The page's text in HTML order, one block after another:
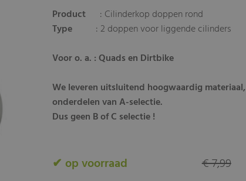
Product
: Cilinderkop doppen rond
Type : 2 doppen voor liggende cilinders
Voor o. a. : Quads en Dirtbike
We leveren uitsluitend hoogwaardig materiaal,
onderdelen van A-selectie.
Dus geen B of C selectie !
✔ op voorraad € 7,99